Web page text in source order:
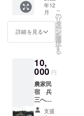
降には
お届け
出来る
と思い
るし柿
の色に
ついて
はロッ
トに
よって
多少の
で作り
出来立
てをご
用意し
ます。
た
今年の
柿の成
り具合
によっ
て出来
上がる
時期が
年12
月
詳細を見る
こ
の
リ
タ
ー
ン
を
選
択
す
る
10,
000 円
農家民
宿 兵
三への
宿泊（1
支援